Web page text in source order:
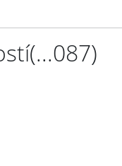
(...087)